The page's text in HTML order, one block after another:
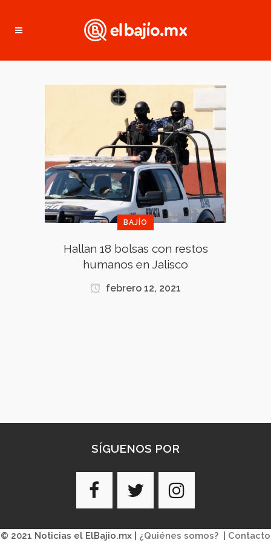
BAJÍO
Hallan 18 bolsas con restos
humanos en Jalisco
febrero 12, 2021
SÍGUENOS POR
© 2021 Noticias el ElBajio.mx | ¿Quiénes somos? Contacto